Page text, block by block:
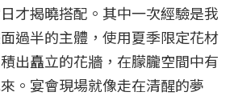
才揭曉搭配。其中一次經驗是我
過半的主體，使用夏季限定花材
積出矗立的花牆，在朦朧空間中有
。宴會現場就像走在清醒的夢